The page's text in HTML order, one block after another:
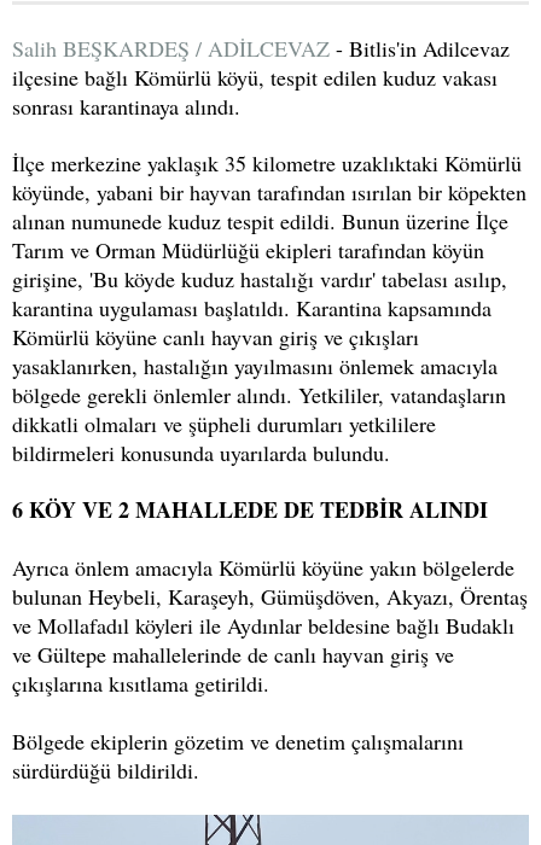
Salih BEŞKARDEŞ / ADİLCEVAZ - Bitlis'in Adilcevaz
ilçesine bağlı Kömürlü köyü, tespit edilen kuduz vakası
sonrası karantinaya alındı.
İlçe merkezine yaklaşık 35 kilometre uzaklıktaki Kömürlü
köyünde, yabani bir hayvan tarafından ısırılan bir köpekten
alınan numunede kuduz tespit edildi. Bunun üzerine İlçe
Tarım ve Orman Müdürlüğü ekipleri tarafından köyün
girişine, 'Bu köyde kuduz hastalığı vardır' tabelası asılıp,
karantina uygulaması başlatıldı. Karantina kapsamında
Kömürlü köyüne canlı hayvan giriş ve çıkışları
yasaklanırken, hastalığın yayılmasını önlemek amacıyla
bölgede gerekli önlemler alındı. Yetkililer, vatandaşların
dikkatli olmaları ve şüpheli durumları yetkililere
bildirmeleri konusunda uyarılarda bulundu.
6 KÖY VE 2 MAHALLEDE DE TEDBİR ALINDI
Ayrıca önlem amacıyla Kömürlü köyüne yakın bölgelerde
bulunan Heybeli, Karaşeyh, Gümüşdöven, Akyazı, Örentaş
ve Mollafadıl köyleri ile Aydınlar beldesine bağlı Budaklı
ve Gültepe mahallelerinde de canlı hayvan giriş ve
çıkışlarına kısıtlama getirildi.
Bölgede ekiplerin gözetim ve denetim çalışmalarını
sürdürdüğü bildirildi.